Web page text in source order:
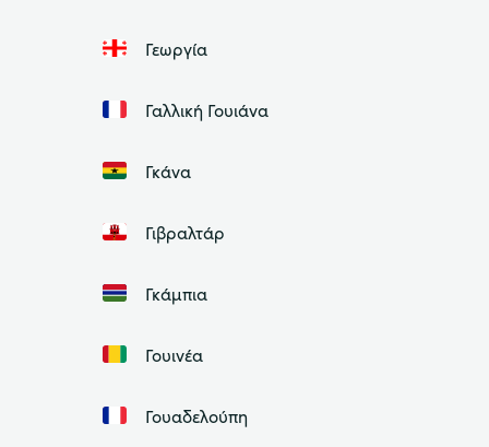
Γεωργία
Γαλλική Γουιάνα
Γκάνα
Γιβραλτάρ
Γκάμπια
Γουινέα
Γουαδελούπη